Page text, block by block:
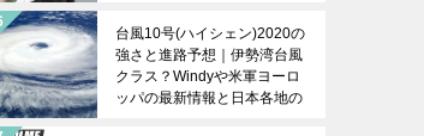
台風10号(ハイシェン)2020の
強さと進路予想｜伊勢湾台風
クラス？Windyや米軍ヨーロ
ッパの最新情報と日本各地の